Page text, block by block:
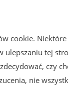
cookie.
ulepszaniu tej
czy
nie